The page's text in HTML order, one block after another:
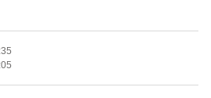
方多いので必ずお願い致します。
件数が多い為、挨拶などの取引メ
てもらいます。ご理解ください